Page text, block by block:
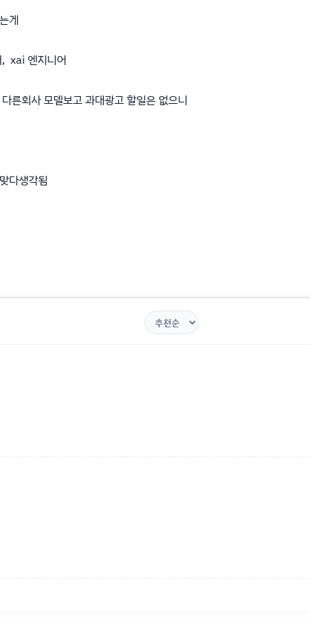
게
, xai 엔지니어
른회사 모델보고 과대광고 할일은 없으니
다생각됨